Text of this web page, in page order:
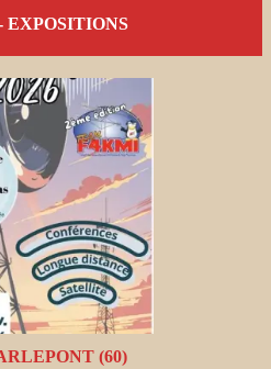
EXPOSITIONS
(60)